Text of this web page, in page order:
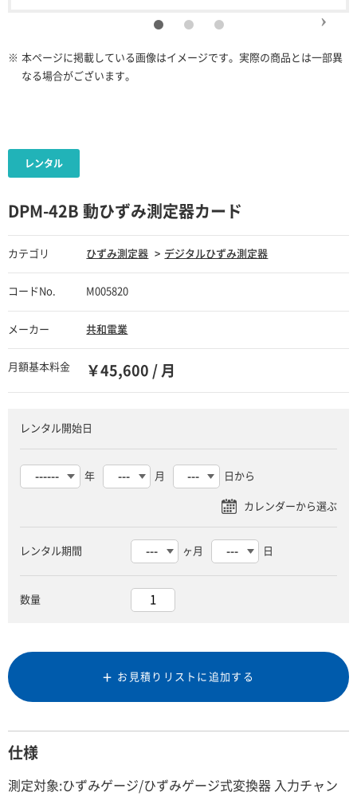
※ 本ページに掲載している画像はイメージです。実際の商品とは一部異
なる場合がございます。
DPM-42B 動ひずみ測定器カード
カテゴリ ひずみ測定器 デジタルひずみ測定器
コードNo. M005820
メーカー 共和電業
月額基本料金 ￥45,600 / 月
レンタル開始日
年 月 日から
レンタル期間 ヶ月 日
数量
お見積りリストに追加する
仕様
測定対象:ひずみゲージ/ひずみゲージ式変換器 入力チャン